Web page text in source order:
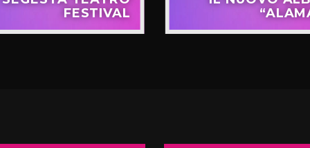
FESTIVAL